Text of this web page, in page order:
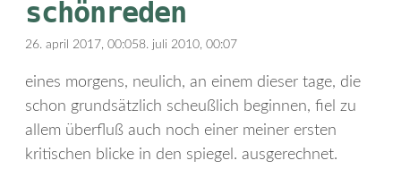
schönreden
26. april 2017, 00:058. juli 2010, 00:07
eines morgens, neulich, an einem dieser tage, die
schon grundsätzlich scheußlich beginnen, fiel zu
allem überfluß auch noch einer meiner ersten
kritischen blicke in den spiegel. ausgerechnet.